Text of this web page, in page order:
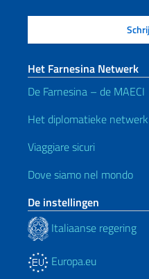
Het Farnesina Netwerk
De Farnesina – de MAECI
Het diplomatieke netwerk
Viaggiare sicuri
Dove siamo nel mondo
De instellingen
Italiaanse regering
Europa.eu